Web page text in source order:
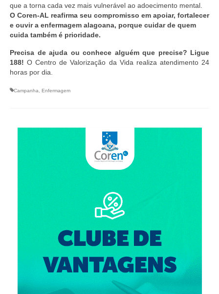
que a torna cada vez mais vulnerável ao adoecimento mental.
O Coren-AL reafirma seu compromisso em apoiar, fortalecer
e ouvir a enfermagem alagoana, porque cuidar de quem
cuida também é prioridade.
Precisa de ajuda ou conhece alguém que precise? Ligue
188! O Centro de Valorização da Vida realiza atendimento 24
horas por dia.
Campanha Enfermagem